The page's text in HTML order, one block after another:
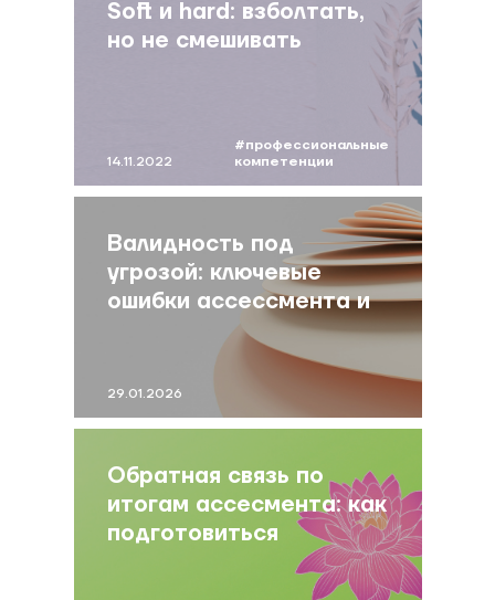
Soft и hard: взболтать,
но не смешивать
14.11.2022
#профессиональные
компетенции
#дорофеева
Валидность под
угрозой: ключевые
ошибки ассессмента и
как их избежать
29.01.2026
Обратная связь по
итогам ассесмента: как
подготовиться